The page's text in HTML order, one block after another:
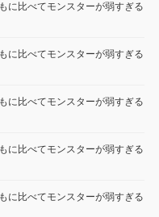
に比べてモンスターが弱すぎる
に比べてモンスターが弱すぎる
に比べてモンスターが弱すぎる
に比べてモンスターが弱すぎる
に比べてモンスターが弱すぎる